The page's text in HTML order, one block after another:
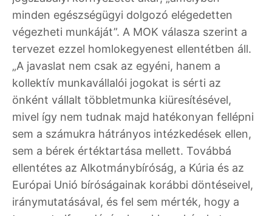
minden egészségügyi dolgozó elégedetten
végezheti munkáját”. A MOK válasza szerint a
tervezet ezzel homlokegyenest ellentétben áll.
„A javaslat nem csak az egyéni, hanem a
kollektív munkavállalói jogokat is sérti az
önként vállalt többletmunka kiüresítésével,
mivel így nem tudnak majd hatékonyan fellépni
sem a számukra hátrányos intézkedések ellen,
sem a bérek értéktartása mellett. Továbbá
ellentétes az Alkotmánybíróság, a Kúria és az
Európai Unió bíróságainak korábbi döntéseivel,
iránymutatásával, és fel sem mérték, hogy a